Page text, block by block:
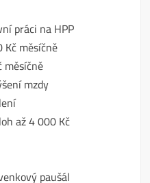
práci na HPP
měsíčně
měsíčně
mzdy
až 4 000 Kč
paušál